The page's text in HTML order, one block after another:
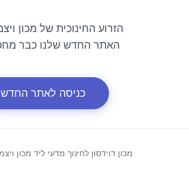
הזרוע החינוכית של מכון
האתר החדש שלנו כבר
כניסה לאתר החדש
מכון דוידסון לחינוך מדעי ליד מכון